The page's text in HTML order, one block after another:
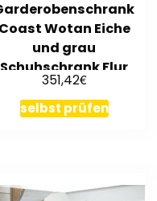
Coast Wotan Eiche
und grau
Schuhschrank Flur
Garderobe mit LED
351,42€
selbst prüfen